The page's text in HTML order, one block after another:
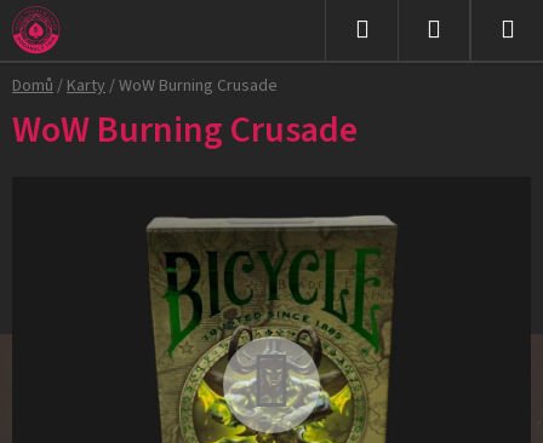
Přejít
na
obsah
Domů/Karty/WoW Burning Crusade
WoW Burning Crusade